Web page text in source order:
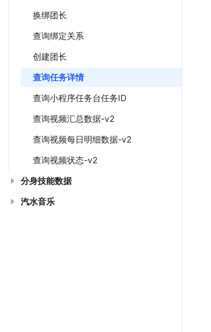
换绑团长
查询绑定关系
创建团长
查询任务详情
查询小程序任务台任务ID
查询视频汇总数据-v2
查询视频每日明细数据-v2
查询视频状态-v2
分身技能数据
汽水音乐